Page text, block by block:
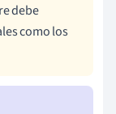
debe
como los